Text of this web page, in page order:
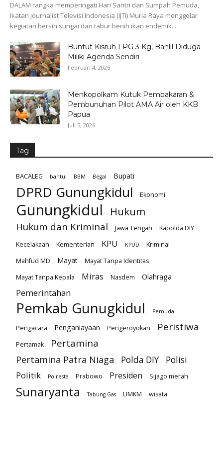
DALAM rangka memperingati Hari Santri dan Sumpah Pemuda,
Ikatan Journalist Televisi Indonesia (IJTI) Muria Raya menggelar
kegiatan bersih sungai dan tabur benih ikan endemik...
Buntut Kisruh LPG 3 Kg, Bahlil Diduga
Miliki Agenda Sendiri
Februari 4, 2025
Menkopolkam Kutuk Pembakaran &
Pembunuhan Pilot AMA Air oleh KKB
Papua
Juli 5, 2026
Tag
BACALEG bantul BBM Begal Bupati
DPRD Gunungkidul Ekonomi
Gunungkidul Hukum
Hukum dan Kriminal Jawa Tengah
Kapolda DIY
Kecelakaan
Kementerian KPU KPUD
Kriminal
Mahfud MD
Mayat
Mayat Tanpa Identitas
Mayat Tanpa Kepala
Miras Nasdem Olahraga
Pemerintahan
Pemkab Gunugkidul Pemuda
Pengacara Penganiayaan Pengeroyokan Peristiwa
Pertamak Pertamina
Pertamina Patra Niaga Polda DIY
Polisi
Politik
Polresta Prabowo Presiden Sijago merah
Sunaryanta Tabung Gas UMKM wisata